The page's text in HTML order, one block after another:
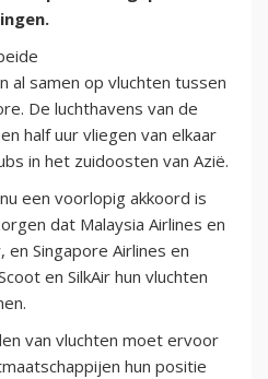
al samen op vluchten tussen
De luchthavens van de
half uur vliegen van elkaar
in het zuidoosten van Azië.
een voorlopig akkoord is
dat Malaysia Airlines en
Singapore Airlines en
en SilkAir hun vluchten
van vluchten moet ervoor
hun positie